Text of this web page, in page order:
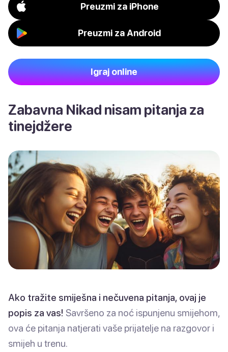
Preuzmi za iPhone
Preuzmi za Android
Igraj online
Zabavna Nikad nisam pitanja za
tinejdžere
Ako tražite smiješna i nečuvena pitanja, ovaj je
popis za vas! Savršeno za noć ispunjenu smijehom,
ova će pitanja natjerati vaše prijatelje na razgovor i
smijeh u trenu.